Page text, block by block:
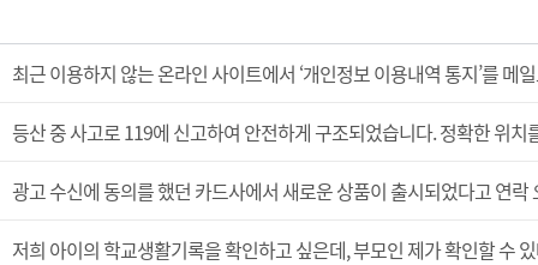
등산 중 사고로 119에 신고하여 안전하게 구조되었습니다. 정확한 위
광고 수신에 동의를 했던 카드사에서 새로운 상품이 출시되었다고 연
저희 아이의 학교생활기록을 확인하고 싶은데, 부모인 제가 확인할 수